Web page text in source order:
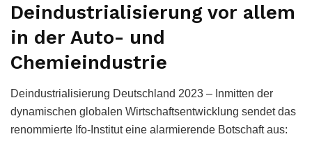
Deindustrialisierung vor allem
in der Auto- und
Chemieindustrie
Deindustrialisierung Deutschland 2023 – Inmitten der
dynamischen globalen Wirtschaftsentwicklung sendet das
renommierte Ifo-Institut eine alarmierende Botschaft aus: